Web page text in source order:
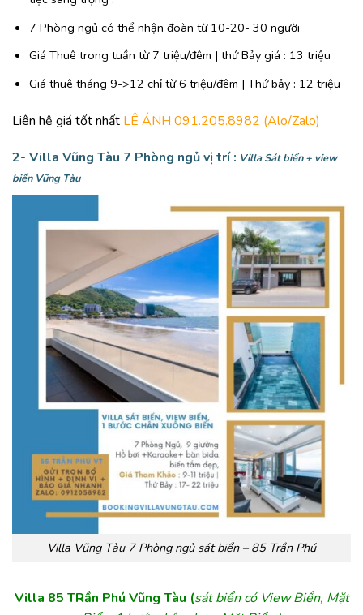
7 Phòng ngủ có thể nhận đoàn từ 10-20- 30 người
Giá Thuê trong tuần từ 7 triệu/đêm | thứ Bảy giá : 13 triệu
Giá thuê tháng 9->12 chỉ từ 6 triệu/đêm | Thứ bảy : 12 triệu
Liên hệ giá tốt nhất LÊ ÁNH 091.205.8982 (Alo/Zalo)
2- Villa Vũng Tàu 7 Phòng ngủvị trí : Villa Sát biển + view
biển Vũng Tàu
Villa Vũng Tàu 7 Phòng ngủ sát biển – 85 Trần Phú
Villa 85 TRần Phú Vũng Tàu (sát biển có View Biển, Mặt